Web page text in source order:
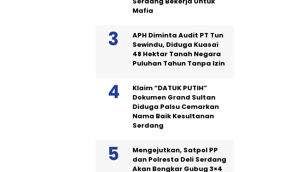
Mafia
APH Diminta Audit PT Tun
Sewindu, Diduga Kuasai
48 Hektar Tanah Negara
Puluhan Tahun Tanpa Izin
Klaim “DATUK PUTIH”
Dokumen Grand Sultan
Diduga Palsu Cemarkan
Nama Baik Kesultanan
Serdang
Mengejutkan, Satpol PP
dan Polresta Deli Serdang
Akan Bongkar Gubug 3×4